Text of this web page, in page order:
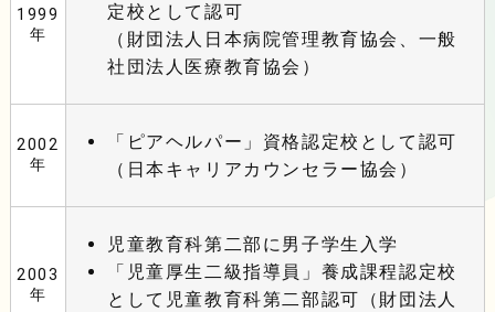
1999
年
定校として認可
（財団法人日本病院管理教育協会、一般
社団法人医療教育協会）
2002
年
「ピアヘルパー」資格認定校として認可
（日本キャリアカウンセラー協会）
2003
年
児童教育科第二部に男子学生入学
「児童厚生二級指導員」養成課程認定校
として児童教育科第二部認可（財団法人